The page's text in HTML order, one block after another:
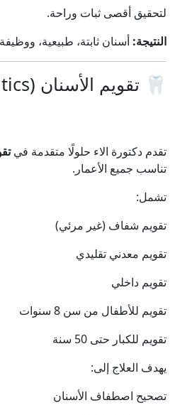
لتحقيق أقصى ثبات وراحة.
النتيجة: أسنان ثابتة، طبيعية،
🦷 تقويم الأسنان (Orthodontics)
تقدم دكتورة الاء حلولًا متقدمة في
تناسب جميع الأعمار.
تشمل:
تقويم شفاف (غير مرئي)
تقويم معدني تقليدي
تقويم داخلي
تقويم للأطفال من سن 8 سنوات
تقويم للكبار حتى 50 سنة
يهدف العلاج إلى:
تصحيح اصطفاف الأسنان